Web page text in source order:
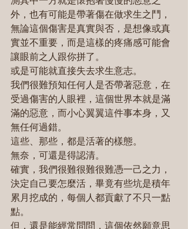
外，也有可能是帶著傷在做求生之鬥，
無論這個傷害是真實與否，是想像或真
實並不重要，而是這樣的疼痛感可能會
讓眼前之人跟你拼了。
或是可能就直接失去求生意志。
我們很難預知任何人是否帶著惡意，在
受過傷害的人眼裡，這個世界本就是滿
滿的惡意，而小心翼翼這件事本身，又
無任何過錯。
這些、那些，都是活著的樣態。
無奈，可還是得認清。
確實，我們很難很難很難憑一己之力，
決定自己要怎麼活，畢竟有些坑是積年
累月挖成的，每個人都貢獻了不只一點
點。
但，還是能經常問問，這個依然願意思